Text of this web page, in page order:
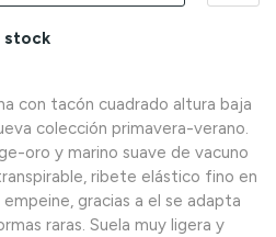
stock
con tacón cuadrado altura baja
colección primavera-verano.
oro y marino suave de vacuno
ribete elástico fino en
gracias a el se adapta
raras. Suela muy ligera y